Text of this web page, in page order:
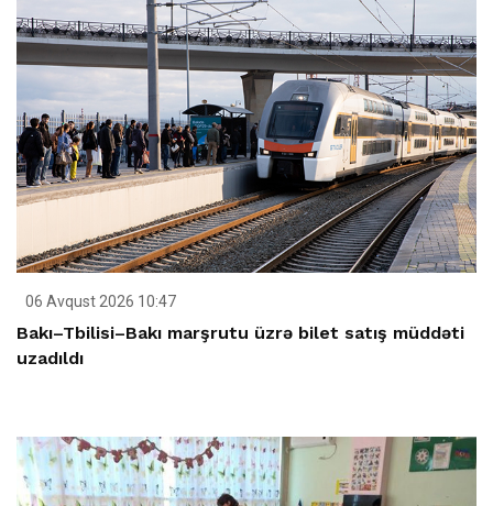
06 Avqust 2026 10:47
Bakı–Tbilisi–Bakı marşrutu üzrə bilet satış müddəti
uzadıldı